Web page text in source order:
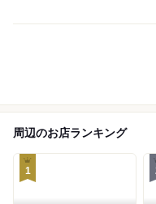
周辺のお店ランキング
1